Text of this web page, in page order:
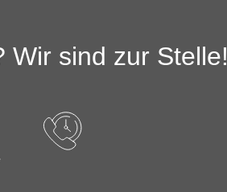
Wir sind zur Stelle!